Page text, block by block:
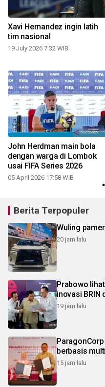
Xavi Hernandez ingin latih
tim nasional
19 July 2026 7:32 WIB
John Herdman main bola
dengan warga di Lombok
usai FIFA Series 2026
05 April 2026 17:58 WIB
Berita Terpopuler
Wuling
20 jam lalu
Prabowo
inovasi BRIN
19 jam lalu
berbasis
15 jam lalu